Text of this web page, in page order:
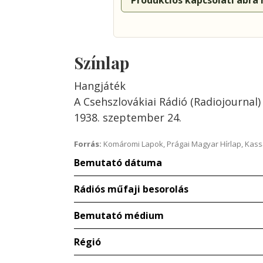
Színlap
Hangjáték
A Csehszlovákiai Rádió
1938. szeptember 24.
Forrás: Komáromi Lapok, Prágai Magyar Hírlap,
Bemutató dátuma
Rádiós műfaji besorolás
Bemutató médium
Régió